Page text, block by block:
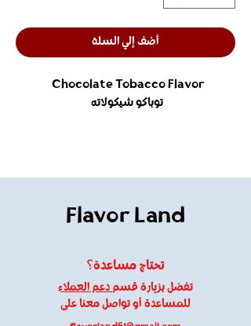
أضف إلي السلة
Chocolate Tobacco Flavor
توباكو شيكولاته
Flavor Land
تحتاج مساعدة؟
تفضل بزيارة قسم دعم العملاء
للمساعدة أو تواصل معنا على